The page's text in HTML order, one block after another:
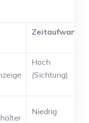
Zeitaufwand
Hoch
(Sichtung)
Niedrig